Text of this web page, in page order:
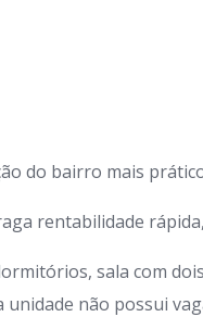
do bairro mais
rentabilidade
sala com
não possui